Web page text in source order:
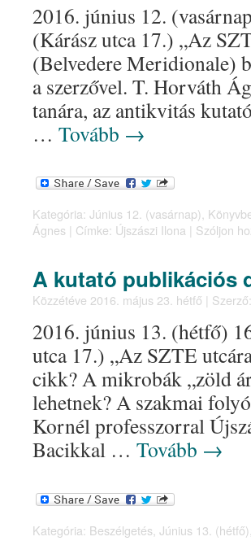
2016. június 12.
(Kárász utca 17.) „Az
(Belvedere Meridionale)
a szerzővel. T. Horváth
tanára, az antikvitás
… Tovább →
Kategória: Június 12. (vasárnap),
Ágnes | Címke: Újszászi Ilona | Szóljon
A kutató publikációs
Közzétéve 2016. május 23. hétfő | Szerző:
2016. június 13. (hétfő)
utca 17.) „Az SZTE
cikk? A mikrobák „zöld
lehetnek? A szakmai
Kornél professzorral
Bacikkal … Tovább →
Kategória: Beszélgetés Június 13. (hétfő)